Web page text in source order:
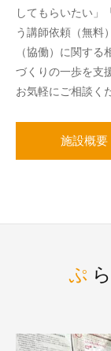
してもらいたい」
う講師依頼（無料
（協働）に関す
づくりの一歩を支
お気軽にご相談く
施設概要